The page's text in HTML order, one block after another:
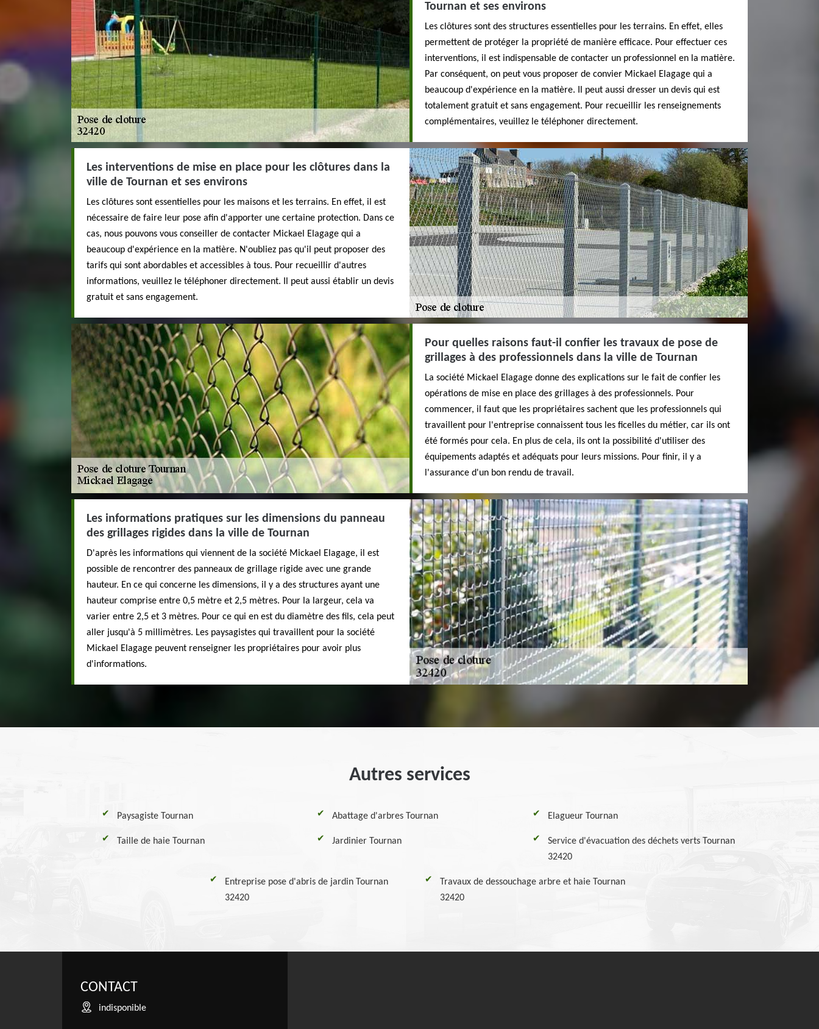
Tournan et ses environs
Les clôtures sont des structures essentielles pour les terrains. En effet, elles
permettent de protéger la propriété de manière efficace. Pour effectuer ces
interventions, il est indispensable de contacter un professionnel en la matière.
Par conséquent, on peut vous proposer de convier Mickael Elagage qui a
beaucoup d'expérience en la matière. Il peut aussi dresser un devis qui est
totalement gratuit et sans engagement. Pour recueillir les renseignements
complémentaires, veuillez le téléphoner directement.
Les interventions de mise en place pour les clôtures dans la
ville de Tournan et ses environs
Les clôtures sont essentielles pour les maisons et les terrains. En effet, il est
nécessaire de faire leur pose afin d'apporter une certaine protection. Dans ce
cas, nous pouvons vous conseiller de contacter Mickael Elagage qui a
beaucoup d'expérience en la matière. N'oubliez pas qu'il peut proposer des
tarifs qui sont abordables et accessibles à tous. Pour recueillir d'autres
informations, veuillez le téléphoner directement. Il peut aussi établir un devis
gratuit et sans engagement.
Pour quelles raisons faut-il confier les travaux de pose de
grillages à des professionnels dans la ville de Tournan
La société Mickael Elagage donne des explications sur le fait de confier les
opérations de mise en place des grillages à des professionnels. Pour
commencer, il faut que les propriétaires sachent que les professionnels qui
travaillent pour l'entreprise connaissent tous les ficelles du métier, car ils ont
été formés pour cela. En plus de cela, ils ont la possibilité d'utiliser des
équipements adaptés et adéquats pour leurs missions. Pour finir, il y a
l'assurance d'un bon rendu de travail.
Les informations pratiques sur les dimensions du panneau
des grillages rigides dans la ville de Tournan
D'après les informations qui viennent de la société Mickael Elagage, il est
possible de rencontrer des panneaux de grillage rigide avec une grande
hauteur. En ce qui concerne les dimensions, il y a des structures ayant une
hauteur comprise entre 0,5 mètre et 2,5 mètres. Pour la largeur, cela va
varier entre 2,5 et 3 mètres. Pour ce qui en est du diamètre des fils, cela peut
aller jusqu'à 5 millimètres. Les paysagistes qui travaillent pour la société
Mickael Elagage peuvent renseigner les propriétaires pour avoir plus
d'informations.
Autres services
Paysagiste Tournan Abattage d'arbres Tournan Elagueur Tournan
Taille de haie Tournan Jardinier Tournan
Service d'évacuation des déchets verts Tournan
32420
Entreprise pose d'abris de jardin Tournan
32420
Travaux de dessouchage arbre et haie Tournan
32420
CONTACT
indisponible